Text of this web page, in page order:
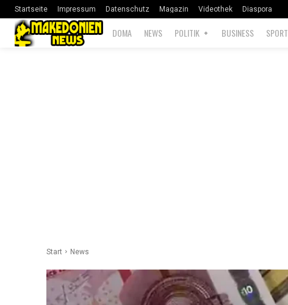
Startseite Impressum Datenschutz Magazin Videothek Diaspora
DOMA NEWS POLITIK BUSINESS SPORT
Start News